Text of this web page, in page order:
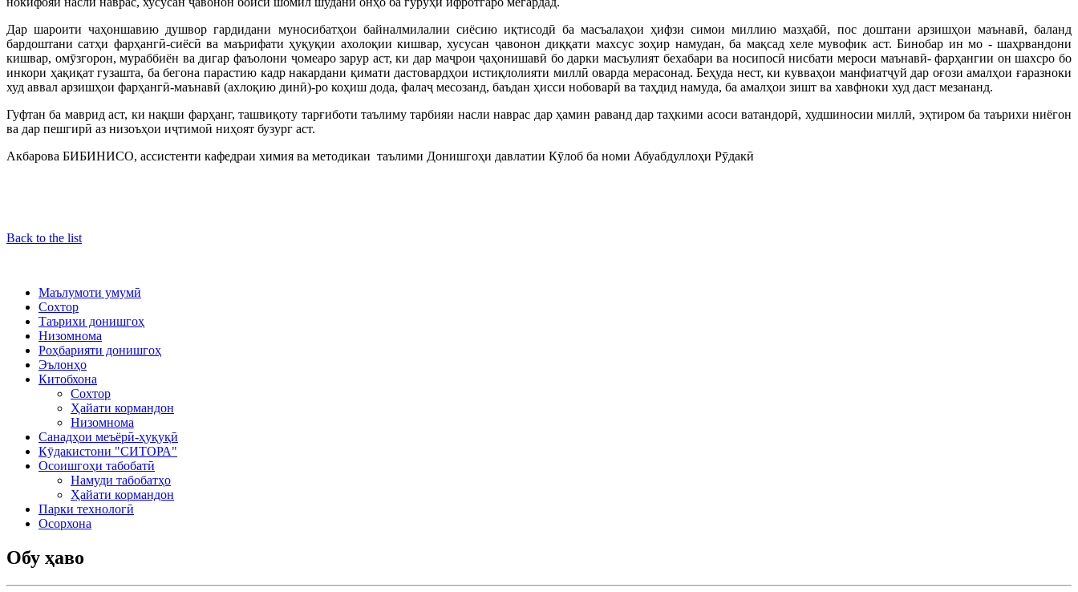
Дар шароити чаҳоншавию душвор гардидани муносибатҳои байналмилалии сиёсию иқтисодӣ ба масъалаҳои ҳифзи симои миллию мазҳабӣ, пос доштани арзишҳои маънавӣ, баланд
бардоштани сатҳи фарҳангӣ-сиёсӣ ва маърифати ҳуқуқии ахолоқии кишвар, хусусан ҷавонон диққати махсус зоҳир намудан, ба мақсад хеле мувофик аст. Бинобар ин мо - шаҳрвандони
кишвар, омӯзгорон, мураббиён ва дигар фаъолони ҷомеаро зарур аст, ки дар маҷрои ҷаҳонишавӣ бо дарки масъулият бехабари ва носипосӣ нисбати мероси маънавӣ- фарҳангии он шахсро бо
инкори ҳақиқат гузашта, ба бегона парастию кадр накардани қимати дастовардҳои истиқлолияти миллӣ оварда мерасонад. Беҳуда нест, ки кувваҳои манфиатҷуй дар оғози амалҳои ғаразноки
худ аввал арзишҳои фарҳангӣ-маънавӣ (ахлоқию динӣ)-ро коҳиш дода, фалаҷ месозанд, баъдан ҳисси нобоварӣ ва таҳдид намуда, ба амалҳои зишт ва хавфноки худ даст мезананд.
Гуфтан ба маврид аст, ки нақши фарҳанг, ташвиқоту тарғиботи таълиму тарбияи насли наврас дар ҳамин раванд дар таҳкими асоси ватандорӣ, худшиносии миллӣ, эҳтиром ба таърихи ниёгон
ва дар пешгирӣ аз низоъҳои иҷтимоӣ ниҳоят бузург аст.
Акбарова БИБИНИСО, ассистенти кафедраи химия ва методикаи таълими Донишгоҳи давлатии Кӯлоб ба номи Абуабдуллоҳи Рӯдакӣ
Back to the list
Маълумоти умумӣ
Сохтор
Таърихи донишгоҳ
Низомнома
Роҳбарияти донишгоҳ
Эълонҳо
Китобхона
Сохтор
Ҳайати кормандон
Низомнома
Санадҳои меъёрӣ-ҳуқуқӣ
Кӯдакистони "СИТОРА"
Осоишгоҳи табобатӣ
Намуди табобатҳо
Ҳайати кормандон
Парки технологӣ
Осорхона
Обу ҳаво